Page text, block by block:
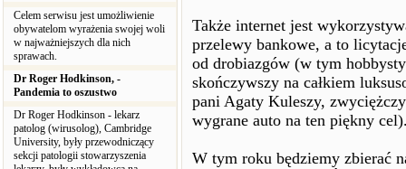
Celem serwisu jest umożliwienie
obywatelom wyrażenia swojej woli
w najważniejszych dla nich
sprawach.
Dr Roger Hodkinson, -
Pandemia to oszustwo
Dr Roger Hodkinson - lekarz
patolog (wirusolog), Cambridge
University, były przewodniczący
sekcji patologii stowarzyszenia
Także internet jest
przelewy bankowe, a to
od drobiazgów (w tym
skończywszy na całkiem
pani Agaty Kuleszy,
wygrane auto na ten piękny
W tym roku będziemy zbierać